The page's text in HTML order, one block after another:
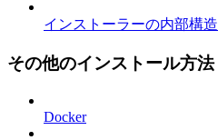
インストーラーの内部構造
その他のインストール方法
Docker